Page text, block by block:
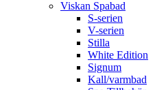
Viskan Spabad
S-serien
V-serien
Stilla
White Edition
Signum
Kall/varmbad